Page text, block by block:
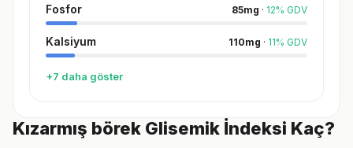
Fosfor 85mg · 12% GDV
Kalsiyum 110mg · 11% GDV
+7 daha göster
Kızarmış börek Glisemik İndeksi Kaç?